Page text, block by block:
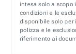
intesa solo a
condizioni e le
disponibile solo per
polizza e le
riferimento ai